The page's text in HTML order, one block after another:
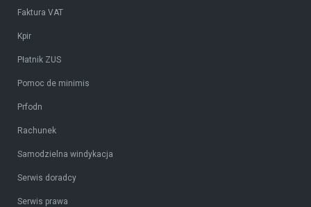
Faktura VAT
Kpir
Płatnik ZUS
Pomoc de minimis
Prfodn
Rachunek
Samodzielna windykacja
Serwis doradcy
Serwis prawa